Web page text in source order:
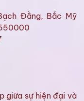
Đằng, Bắc Mỹ
giữa sự hiện đại và